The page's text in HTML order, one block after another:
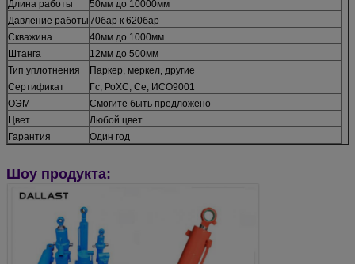
Длина работы
50мм до 10000мм
Давление работы70бар к 620бар
Скважина
40мм до 1000мм
Штанга
12мм до 500мм
Тип уплотнения
Паркер, меркел, другие
Сертификат
Гс, РоХС, Се, ИСО9001
ОЭМ
Смогите быть предложено
Цвет
Любой цвет
Гарантия
Один год
Шоу продукта: